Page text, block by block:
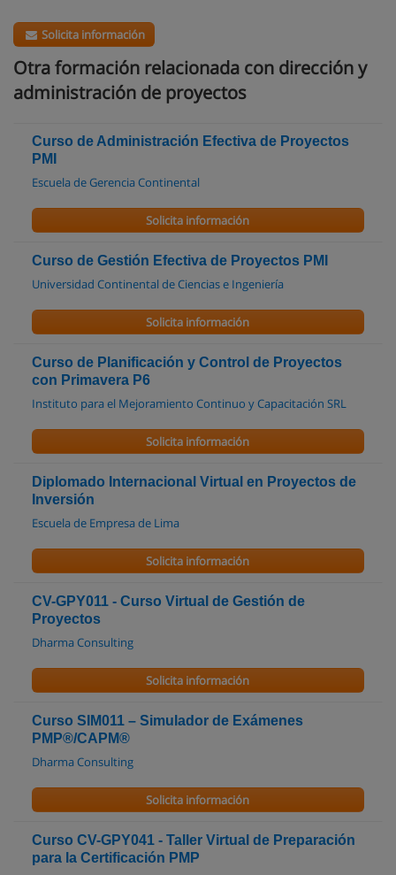
Solicita información
Otra formación relacionada con dirección y
administración de proyectos
Curso de Administración Efectiva de Proyectos
PMI
Escuela de Gerencia Continental
Solicita información
Curso de Gestión Efectiva de Proyectos PMI
Universidad Continental de Ciencias e Ingeniería
Solicita información
Curso de Planificación y Control de Proyectos
con Primavera P6
Instituto para el Mejoramiento Continuo y Capacitación SRL
Solicita información
Diplomado Internacional Virtual en Proyectos de
Inversión
Escuela de Empresa de Lima
Solicita información
CV-GPY011 - Curso Virtual de Gestión de
Proyectos
Dharma Consulting
Solicita información
Curso SIM011 – Simulador de Exámenes
PMP®/CAPM®
Dharma Consulting
Solicita información
Curso CV-GPY041 - Taller Virtual de Preparación
para la Certificación PMP